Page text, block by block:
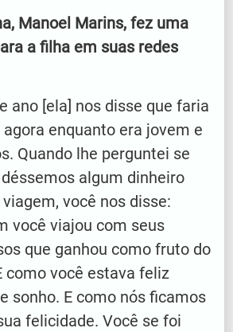
Manoel Marins, fez uma
a filha em suas redes
ano [ela] nos disse que faria
enquanto era jovem e
Quando lhe perguntei se
algum dinheiro
você nos disse:
você viajou com seus
que ganhou como fruto do
como você estava feliz
sonho. E como nós ficamos
felicidade. Você se foi